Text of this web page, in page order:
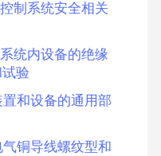
制系统安全相关
统内设备的绝缘
验
和设备的通用部
铜导线螺纹型和